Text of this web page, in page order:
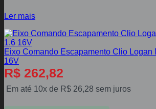
Ler mais
Eixo Comando Escapamento Clio Logan
16V
R$ 262,82
Em até 10x de R$ 26,28 sem juros